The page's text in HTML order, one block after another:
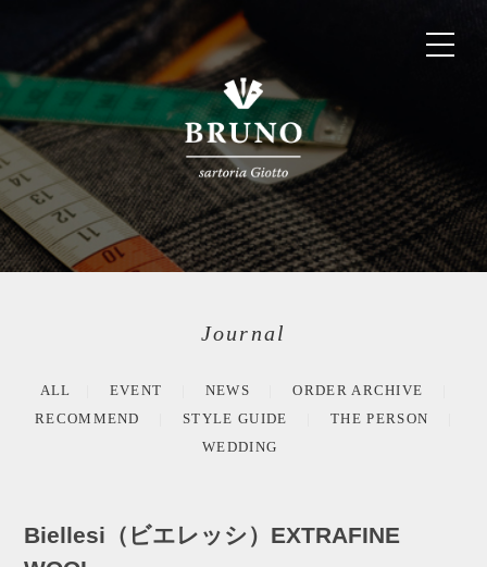
Journal
ALL EVENT NEWS
ORDER ARCHIVE
RECOMMEND
STYLE GUIDE
THE PERSON
WEDDING
Biellesi（ビエレッシ）EXTRAFINE